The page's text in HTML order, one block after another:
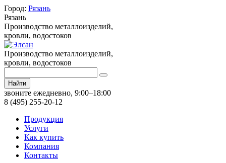
Город: Рязань
Рязань
Производство металлоизделий,
кровли, водостоков
Производство металлоизделий,
кровли, водостоков
Найти
звоните ежедневно, 9:00–18:00
8 (495) 255-20-12
Продукция
Услуги
Как купить
Компания
Контакты